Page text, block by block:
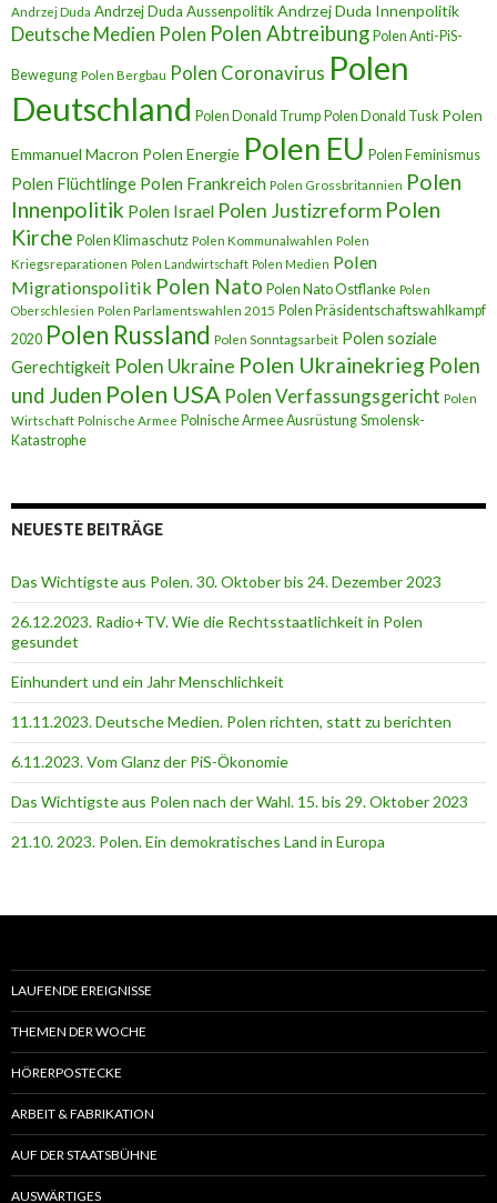
Andrzej Duda Andrzej Duda AussenpolitikAndrzej Duda Innenpolitik
Deutsche Medien Polen Polen Abtreibung Polen Anti-PiS-
Bewegung Polen Bergbau Polen Coronavirus Polen
Deutschland Polen Donald Trump Polen Donald Tusk Polen
Emmanuel Macron Polen Energie Polen EU Polen Feminismus
Polen Flüchtlinge Polen Frankreich Polen Grossbritannien Polen
Innenpolitik Polen Israel Polen Justizreform Polen
Kirche Polen Klimaschutz Polen Kommunalwahlen Polen
Kriegsreparationen Polen Landwirtschaft Polen Medien Polen
Migrationspolitik Polen Nato Polen Nato Ostflanke Polen
Oberschlesien Polen Parlamentswahlen 2015 Polen Präsidentschaftswahlkampf
2020 Polen Russland Polen Sonntagsarbeit Polen soziale
Gerechtigkeit Polen Ukraine Polen Ukrainekrieg Polen
und Juden Polen USA Polen Verfassungsgericht Polen
Wirtschaft Polnische Armee Polnische Armee Ausrüstung Smolensk-
Katastrophe
NEUESTE BEITRÄGE
Das Wichtigste aus Polen. 30. Oktober bis 24. Dezember 2023
26.12.2023. Radio+TV. Wie die Rechtsstaatlichkeit in Polen
gesundet
Einhundert und ein Jahr Menschlichkeit
11.11.2023. Deutsche Medien. Polen richten, statt zu berichten
6.11.2023. Vom Glanz der PiS-Ӧkonomie
Das Wichtigste aus Polen nach der Wahl. 15. bis 29. Oktober 2023
21.10. 2023. Polen. Ein demokratisches Land in Europa
LAUFENDE EREIGNISSE
THEMEN DER WOCHE
HÖRERPOSTECKE
ARBEIT & FABRIKATION
AUF DER STAATSBÜHNE
AUSWÄRTIGES